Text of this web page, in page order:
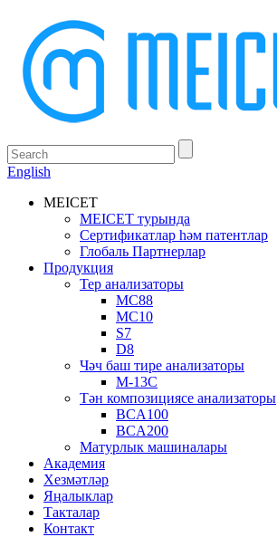
English
MEICET
MEICET турында
Сертификатлар һәм патентлар
Глобаль Партнерлар
Продукция
Тер анализаторы
MC88
MC10
S7
D8
Чәч баш тире анализаторы
М-13С
Тән композициясе анализаторы
BCA100
BCA200
Матурлык машиналары
Академия
Хезмәтләр
Яңалыклар
Такталар
Контакт